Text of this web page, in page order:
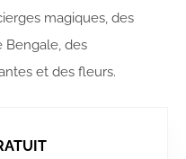
magiques, des
Bengale, des
et des fleurs.